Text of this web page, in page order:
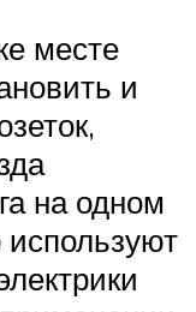
месте
и
на одном